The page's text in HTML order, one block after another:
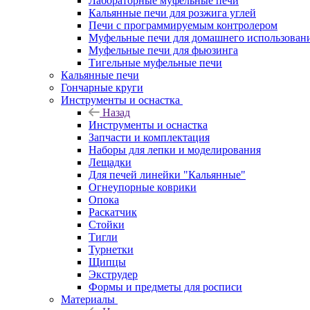
Кальянные печи для розжига углей
Печи с программируемым контролером
Муфельные печи для домашнего
Муфельные печи для фьюзинга
Тигельные муфельные печи
Кальянные печи
Гончарные круги
Инструменты и оснастка
Назад
Инструменты и оснастка
Запчасти и комплектация
Наборы для лепки и моделирования
Лещадки
Для печей линейки "Кальянные"
Огнеупорные коврики
Опока
Раскатчик
Стойки
Тигли
Турнетки
Щипцы
Экструдер
Формы и предметы для росписи
Материалы